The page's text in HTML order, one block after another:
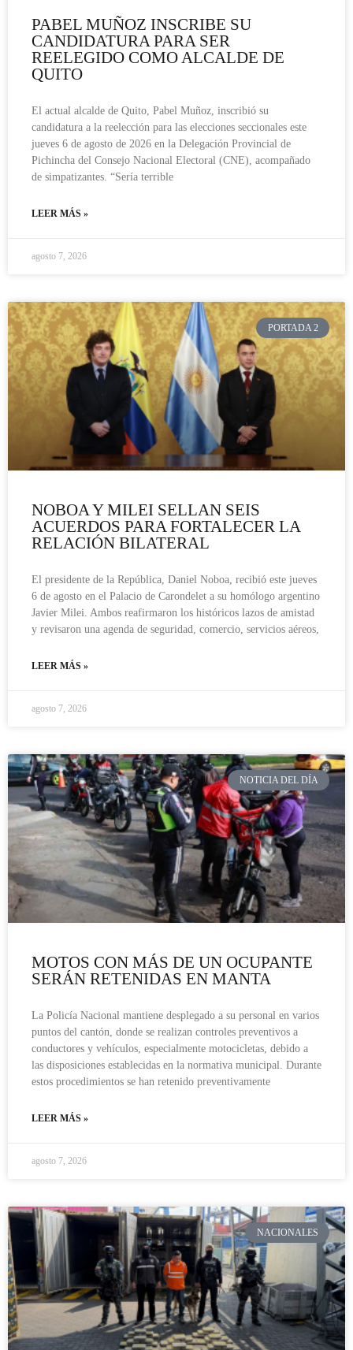
PABEL MUÑOZ INSCRIBE SU
CANDIDATURA PARA SER
REELEGIDO COMO ALCALDE DE
QUITO
El actual alcalde de Quito, Pabel Muñoz, inscribió su
candidatura a la reelección para las elecciones seccionales este
jueves 6 de agosto de 2026 en la Delegación Provincial de
Pichincha del Consejo Nacional Electoral (CNE), acompañado
de simpatizantes. “Sería terrible
LEER MÁS »
agosto 7, 2026
PORTADA 2
NOBOA Y MILEI SELLAN SEIS
ACUERDOS PARA FORTALECER LA
RELACIÓN BILATERAL
El presidente de la República, Daniel Noboa, recibió este jueves
6 de agosto en el Palacio de Carondelet a su homólogo argentino
Javier Milei. Ambos reafirmaron los históricos lazos de amistad
y revisaron una agenda de seguridad, comercio, servicios aéreos,
LEER MÁS »
agosto 7, 2026
NOTICIA DEL DÍA
MOTOS CON MÁS DE UN OCUPANTE
SERÁN RETENIDAS EN MANTA
La Policía Nacional mantiene desplegado a su personal en varios
puntos del cantón, donde se realizan controles preventivos a
conductores y vehículos, especialmente motocicletas, debido a
las disposiciones establecidas en la normativa municipal. Durante
estos procedimientos se han retenido preventivamente
LEER MÁS »
agosto 7, 2026
NACIONALES